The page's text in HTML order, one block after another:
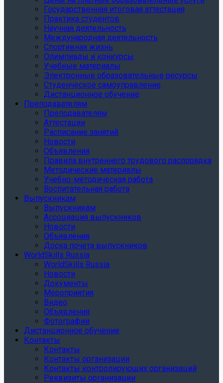
Государственная итоговая аттестация
Практика студентов
Научная деятельность
Международная деятельность
Спортивная жизнь
Олимпиады и конкурсы
Учебные материалы
Электронные образовательные ресурсы
Студенческое самоуправление
Дистанционное обучение
Преподавателям
Преподавателям
Аттестации
Расписание занятий
Новости
Объявления
Правила внутреннего трудового распорядка
Методические материалы
Учебно-методическая работа
Воспитательная работа
Выпускникам
Выпускникам
Ассоциация выпускников
Новости
Объявления
Доска почета выпускников
WorldSkills Russia
WorldSkills Russia
Новости
Документы
Мероприятия
Видео
Объявления
Фотографии
Дистанционное обучение
Контакты
Контакты
Контакты организации
Контакты контролирующих организаций
Реквизиты организации